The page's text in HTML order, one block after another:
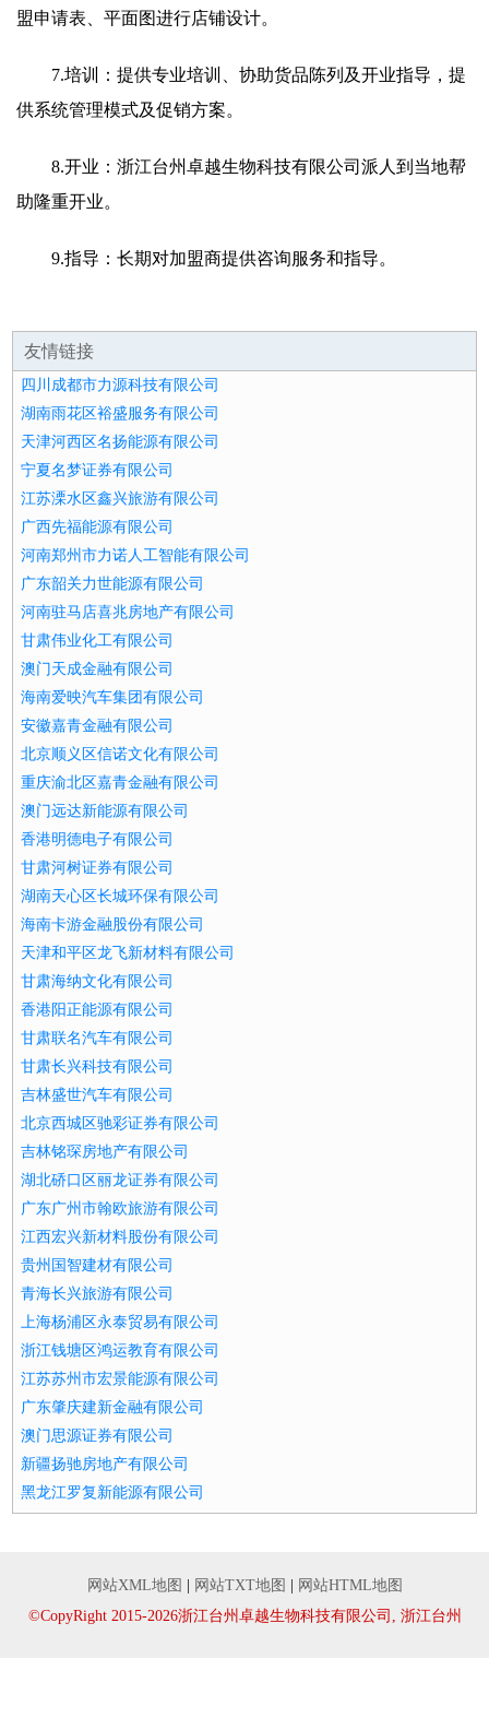
盟申请表、平面图进行店铺设计。
7.培训：提供专业培训、协助货品陈列及开业指导，提
供系统管理模式及促销方案。
8.开业：浙江台州卓越生物科技有限公司派人到当地帮
助隆重开业。
9.指导：长期对加盟商提供咨询服务和指导。
友情链接
四川成都市力源科技有限公司
湖南雨花区裕盛服务有限公司
天津河西区名扬能源有限公司
宁夏名梦证券有限公司
江苏溧水区鑫兴旅游有限公司
广西先福能源有限公司
河南郑州市力诺人工智能有限公司
广东韶关力世能源有限公司
河南驻马店喜兆房地产有限公司
甘肃伟业化工有限公司
澳门天成金融有限公司
海南爱映汽车集团有限公司
安徽嘉青金融有限公司
北京顺义区信诺文化有限公司
重庆渝北区嘉青金融有限公司
澳门远达新能源有限公司
香港明德电子有限公司
甘肃河树证券有限公司
湖南天心区长城环保有限公司
海南卡游金融股份有限公司
天津和平区龙飞新材料有限公司
甘肃海纳文化有限公司
香港阳正能源有限公司
甘肃联名汽车有限公司
甘肃长兴科技有限公司
吉林盛世汽车有限公司
北京西城区驰彩证券有限公司
吉林铭琛房地产有限公司
湖北硚口区丽龙证券有限公司
广东广州市翰欧旅游有限公司
江西宏兴新材料股份有限公司
贵州国智建材有限公司
青海长兴旅游有限公司
上海杨浦区永泰贸易有限公司
浙江钱塘区鸿运教育有限公司
江苏苏州市宏景能源有限公司
广东肇庆建新金融有限公司
澳门思源证券有限公司
新疆扬驰房地产有限公司
黑龙江罗复新能源有限公司
网站XML地图 网站TXT地图
网站HTML地图
©CopyRight 2015-2026浙江台州卓越生物科技有限公司, 浙江台州